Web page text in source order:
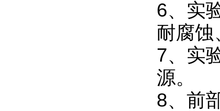
6、实
耐腐
7、实
源。
8、前